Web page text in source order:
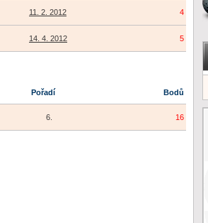
11. 2. 2012 4
14. 4. 2012 5
Pořadí Bodů
6. 16